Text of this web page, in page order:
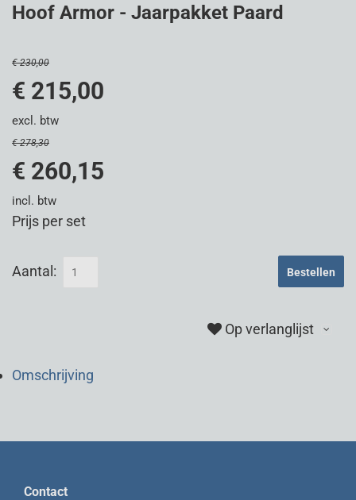
Hoof Armor - Jaarpakket Paard
€ 230,00
€ 215,00
excl. btw
€ 278,30
€ 260,15
incl. btw
Prijs per set
Aantal: Bestellen
Op verlanglijst
Omschrijving
Contact